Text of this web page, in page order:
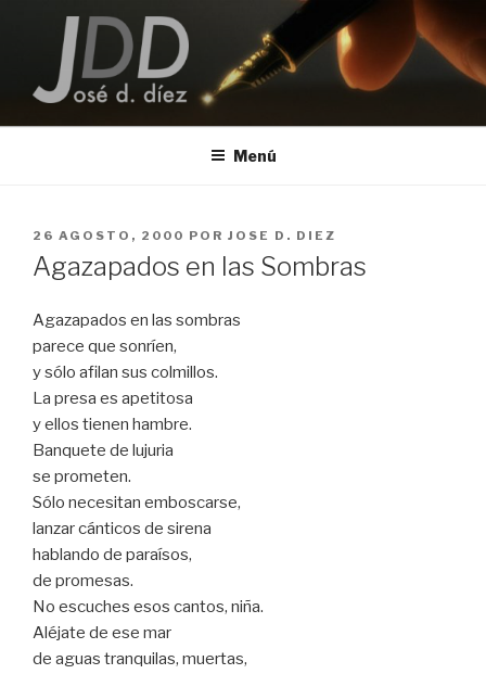
contenido
JOSE D. DIEZ
Menú
PUBLICADO
EL
26 AGOSTO, 2000 POR JOSE D. DIEZ
Agazapados en las Sombras
Agazapados en las sombras
parece que sonríen,
y sólo afilan sus colmillos.
La presa es apetitosa
y ellos tienen hambre.
Banquete de lujuria
se prometen.
Sólo necesitan emboscarse,
lanzar cánticos de sirena
hablando de paraísos,
de promesas.
No escuches esos cantos, niña.
Aléjate de ese mar
de aguas tranquilas, muertas,